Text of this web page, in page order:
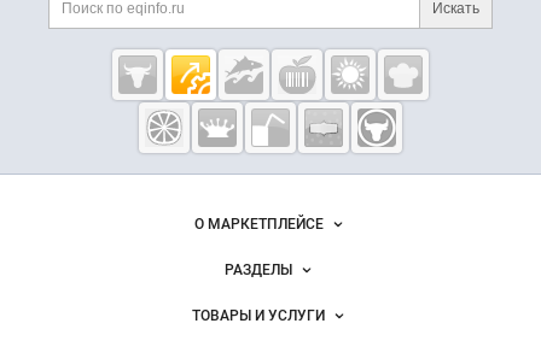
Искать
Cсылки на полезные проекты
Eqinfo.ru —
пищевое
оборудование
и упаковка
Важные разделы и контакты
Навигация по сайтуО МАРКЕТПЛЕЙСЕ
Новости Eqinfo.ru
Размещение рекламы
РАЗДЕЛЫ
Объявления
ТОВАРЫ И УСЛУГИ